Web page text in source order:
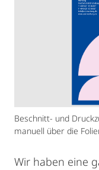
Beschnitt- und
manuell über die
Wir haben eine